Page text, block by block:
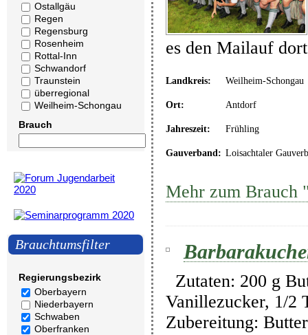
Ostallgäu
Regen
Regensburg
Rosenheim
Rottal-Inn
Schwandorf
Traunstein
überregional
Weilheim-Schongau
Brauch
Brauchtumsfilter
Regierungsbezirk
Oberbayern
Niederbayern
Schwaben
Oberfranken
es den Mailauf
Landkreis: Weilheim-Schongau
Ort: Antdorf
Jahreszeit: Frühling
Gauverband: Loisachtaler
Mehr zum
Zutaten: 200 g
Vanillezucker, 1/2
Zubereitung: